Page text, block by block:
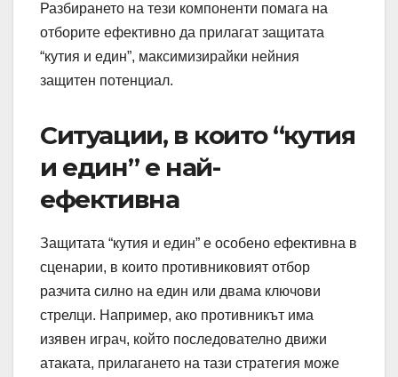
Разбирането на тези компоненти помага на
отборите ефективно да прилагат защитата
“кутия и един”, максимизирайки нейния
защитен потенциал.
Ситуации, в които “кутия
и един” е най-
ефективна
Защитата “кутия и един” е особено ефективна в
сценарии, в които противниковият отбор
разчита силно на един или двама ключови
стрелци. Например, ако противникът има
изявен играч, който последователно движи
атаката, прилагането на тази стратегия може